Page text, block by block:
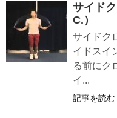
サイド
C.）
サイドク
イドスイ
る前にク
イ...
記事を読む